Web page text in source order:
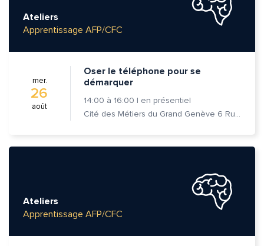
Ateliers
Apprentissage AFP/CFC
mer.
26
août
Oser le téléphone pour se
démarquer
14:00 à 16:00 | en présentiel
Cité des Métiers du Grand Genève 6 Rue Prévost-Martin 1205 Genève
Ateliers
Apprentissage AFP/CFC